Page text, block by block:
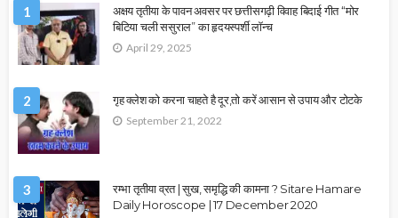
1
अक्षय तृतीया के पावन अवसर पर छत्तीसगढ़ी विवाह बिदाई गीत “मोर
बिटिया चली ससुराल” का हृदयस्पर्शी लॉन्च
April 29, 2025
2 गृह क्लेश को करना चाहते है दूर,तो करें आसान से उपाय और टोटके
September 21, 2022
3
रम्भा तृतीया व्रत | सुख, समृद्धि की कामना ? Sitare Hamare
Daily Horoscope | 17 December 2020